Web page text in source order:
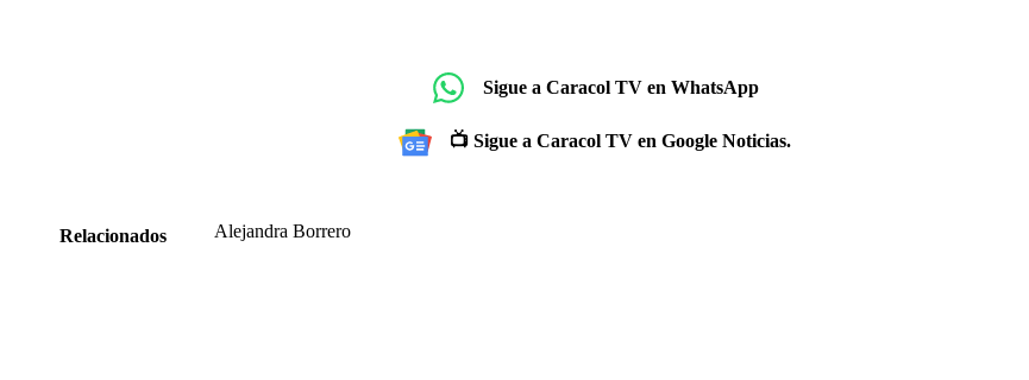
Sigue a Caracol TV en WhatsApp
📺 Sigue a Caracol TV en Google Noticias.
Relacionados Alejandra Borrero